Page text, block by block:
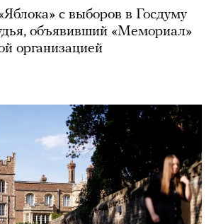
с выборов в Госдуму
объявивший «Мемориал»
организацией